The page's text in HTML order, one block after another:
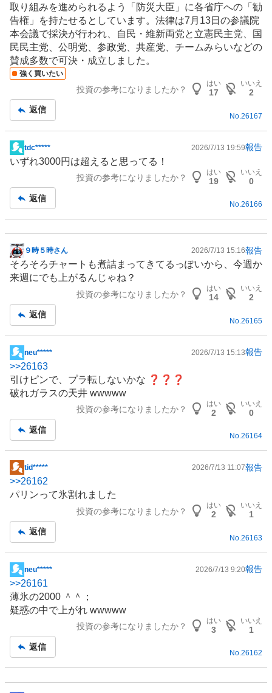
取り組みを進められるよう「防災大臣」に各省庁への「勧
告権」を持たせるとしています。法律は7月13日の参議院
本会議で採決が行われ、自民・維新両党と立憲民主党、国
民民主党、公明党、参政党、共産党、チームみらいなどの
賛成多数で可決・成立しました。
強く買いたい
投資の参考になりましたか？
はい
17
いいえ
2
返信
No.26167
掲
示
事
tdc***** 2026/7/13 19:59報告
いずれ3000円は超えると思ってる！
投資の参考になりましたか？
はい
19
いいえ
0
返信
No.26166
掲
示
板
９時５時さん 2026/7/13 15:16報告
そろそろチャートも煮詰まってきてるっぽいから、今週か
来週にでも上がるんじゃね？
投資の参考になりましたか？
はい
14
いいえ
2
返信
No.26165
掲
示
板
記
neu***** 2026/7/13 15:13報告
>>26163
引けピンで、プラ転しないかな ❓❓❓
破れガラスの天井 wwwww
投資の参考になりましたか？
はい
2
いいえ
0
返信
No.26164
掲
示
板
tid***** 2026/7/13 11:07報告
>>26162
パリンって氷割れました
投資の参考になりましたか？
はい
2
いいえ
1
返信
No.26163
掲
示
板
記
neu***** 2026/7/13 9:20報告
>>26161
薄氷の2000 ＾＾；
疑惑の中で上がれ wwwww
投資の参考になりましたか？
はい
3
いいえ
1
返信
No.26162